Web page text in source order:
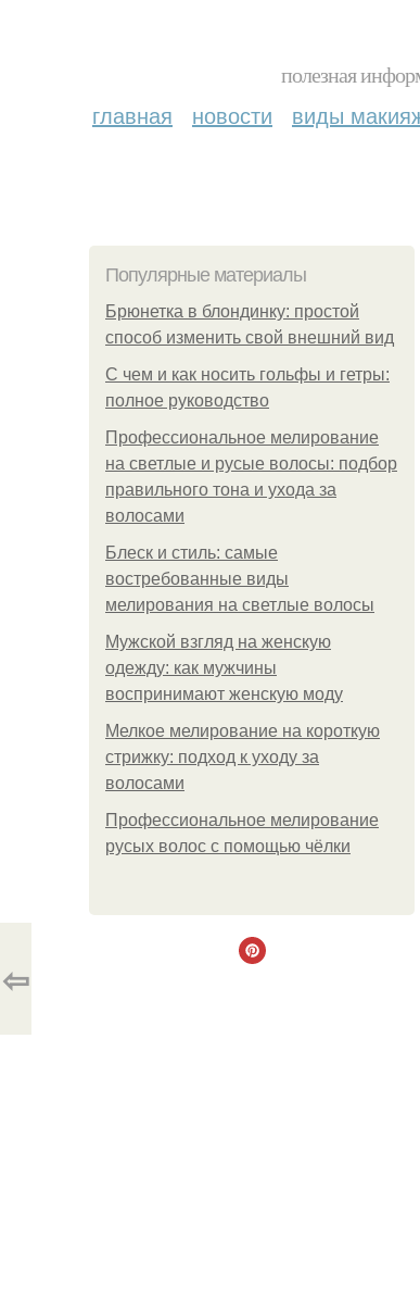
полезная
главная новости виды
Популярные материалы
Брюнетка в блондинку: простой
способ изменить свой внешний вид
С чем и как носить гольфы и гетры:
полное руководство
Профессиональное мелирование
на светлые и русые волосы: подбор
правильного тона и ухода за
волосами
Блеск и стиль: самые
востребованные виды
мелирования на светлые волосы
Мужской взгляд на женскую
одежду: как мужчины
воспринимают женскую моду
Мелкое мелирование на короткую
стрижку: подход к уходу за
волосами
Профессиональное мелирование
русых волос с помощью чёлки
⇦